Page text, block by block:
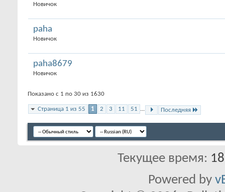
Новичок
paha
Новичок
paha8679
Новичок
Показано с 1 по 30 из 1630
Страница 1 из 55 1 2 3 11 51 ... Последняя
Текущее время:
Powered by